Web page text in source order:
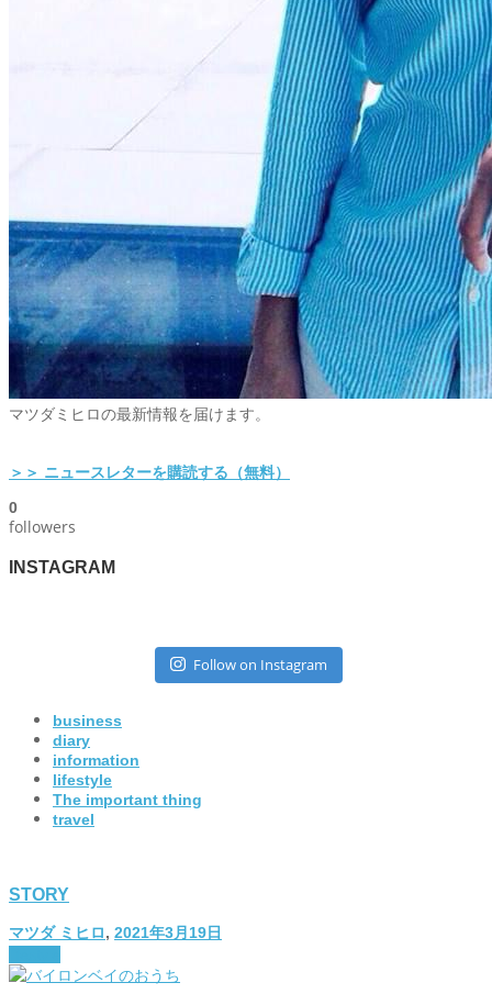
マツダミヒロの最新情報を届けます。
＞＞ ニュースレターを購読する（無料）
0
followers
INSTAGRAM
Follow on Instagram
business
diary
information
lifestyle
The important thing
travel
STORY
マツダ ミヒロ, 2021年3月19日